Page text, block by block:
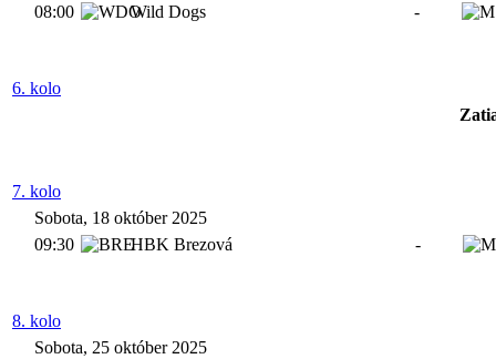
08:00
Wild Dogs -
6. kolo
7. kolo
Sobota, 18 október 2025
09:30
HBK Brezová -
8. kolo
Sobota, 25 október 2025